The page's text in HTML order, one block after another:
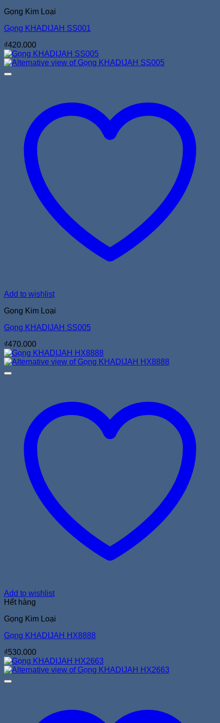
Gọng Kim Loại
Gọng KHADIJAH SS001
₫420.000
Add to wishlist
Gọng Kim Loại
Gọng KHADIJAH SS005
₫470.000
Add to wishlist
Hết hàng
Gọng Kim Loại
Gọng KHADIJAH HX8888
₫530.000